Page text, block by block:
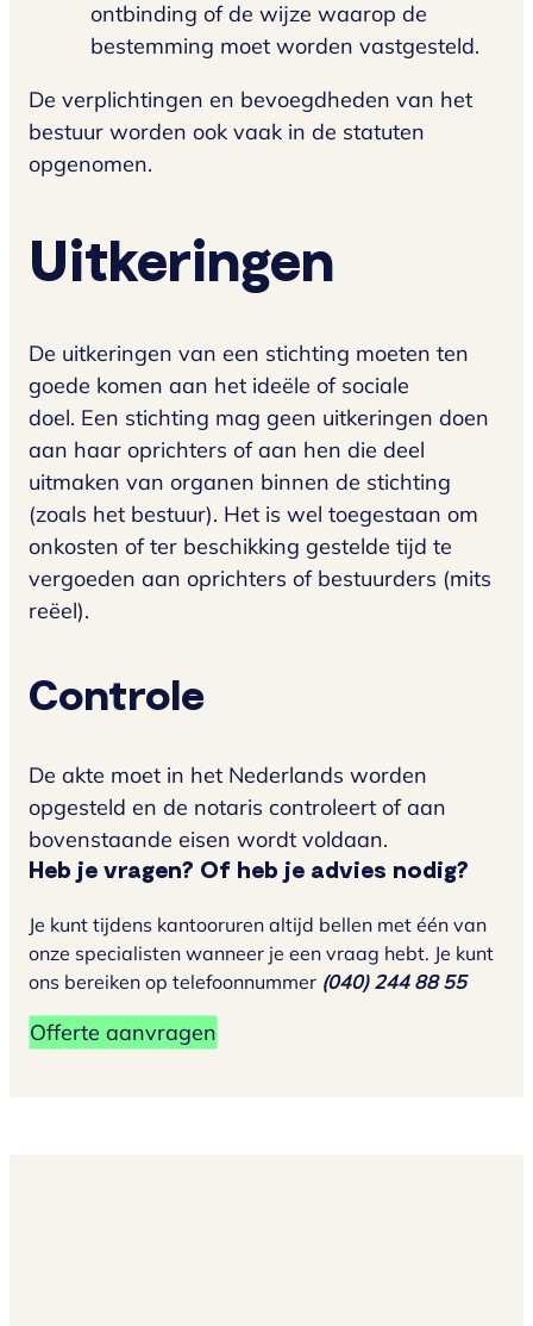
Heb je vragen? Of heb je advies nodig?
Je kunt tijdens kantooruren altijd bellen met één van
onze specialisten wanneer je een vraag hebt. Je kunt
ons bereiken op telefoonnummer (040) 244 88 55
Offerte aanvragen
ontbinding of de wijze waarop de
bestemming moet worden vastgesteld.
De verplichtingen en bevoegdheden van het
bestuur worden ook vaak in de statuten
opgenomen.
Uitkeringen
De uitkeringen van een stichting moeten ten
goede komen aan het ideële of sociale
doel. Een stichting mag geen uitkeringen doen
aan haar oprichters of aan hen die deel
uitmaken van organen binnen de stichting
(zoals het bestuur). Het is wel toegestaan om
onkosten of ter beschikking gestelde tijd te
vergoeden aan oprichters of bestuurders (mits
reëel).
Controle
De akte moet in het Nederlands worden
opgesteld en de notaris controleert of aan
bovenstaande eisen wordt voldaan.